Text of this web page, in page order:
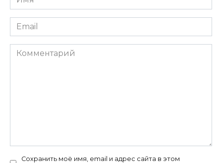
*
Email
*
Комментарий
Сохранить моё имя, email и адрес сайта в этом